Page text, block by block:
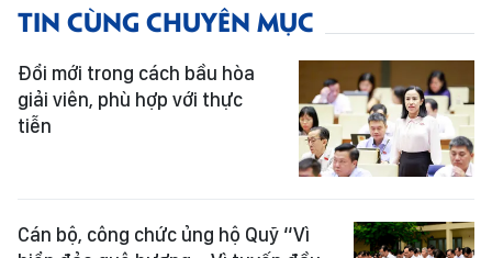
TIN CÙNG CHUYÊN MỤC
Đổi mới trong cách bầu hòa
giải viên, phù hợp với thực
tiễn
Cán bộ, công chức ủng hộ Quỹ “Vì